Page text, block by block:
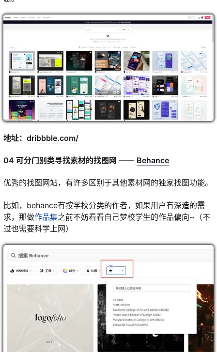
地址： dribbble.com/
04 可分门别类寻找素材的找图网 —— Behance
优秀的找图网站，有许多区别于其他素材网的独家找图功能。
比如，behance有按学校分类的作者，如果用户有深造的需
求，那做作品集之前不妨看看自己梦校学生的作品偏向~（不
过也需要科学上网）